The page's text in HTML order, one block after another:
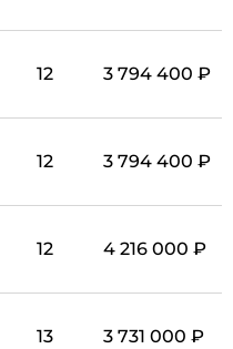
12 3 794 400 ₽
12 3 794 400 ₽
12 4 216 000 ₽
13 3 731 000 ₽